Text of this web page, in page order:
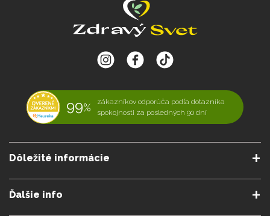
99%
zákazníkov odporúča podľa dotazníka
spokojnosti za posledných 90 dní
Dôležité informácie
Ďalšie info